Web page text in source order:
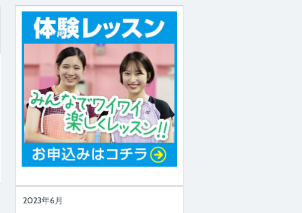
2023年6月